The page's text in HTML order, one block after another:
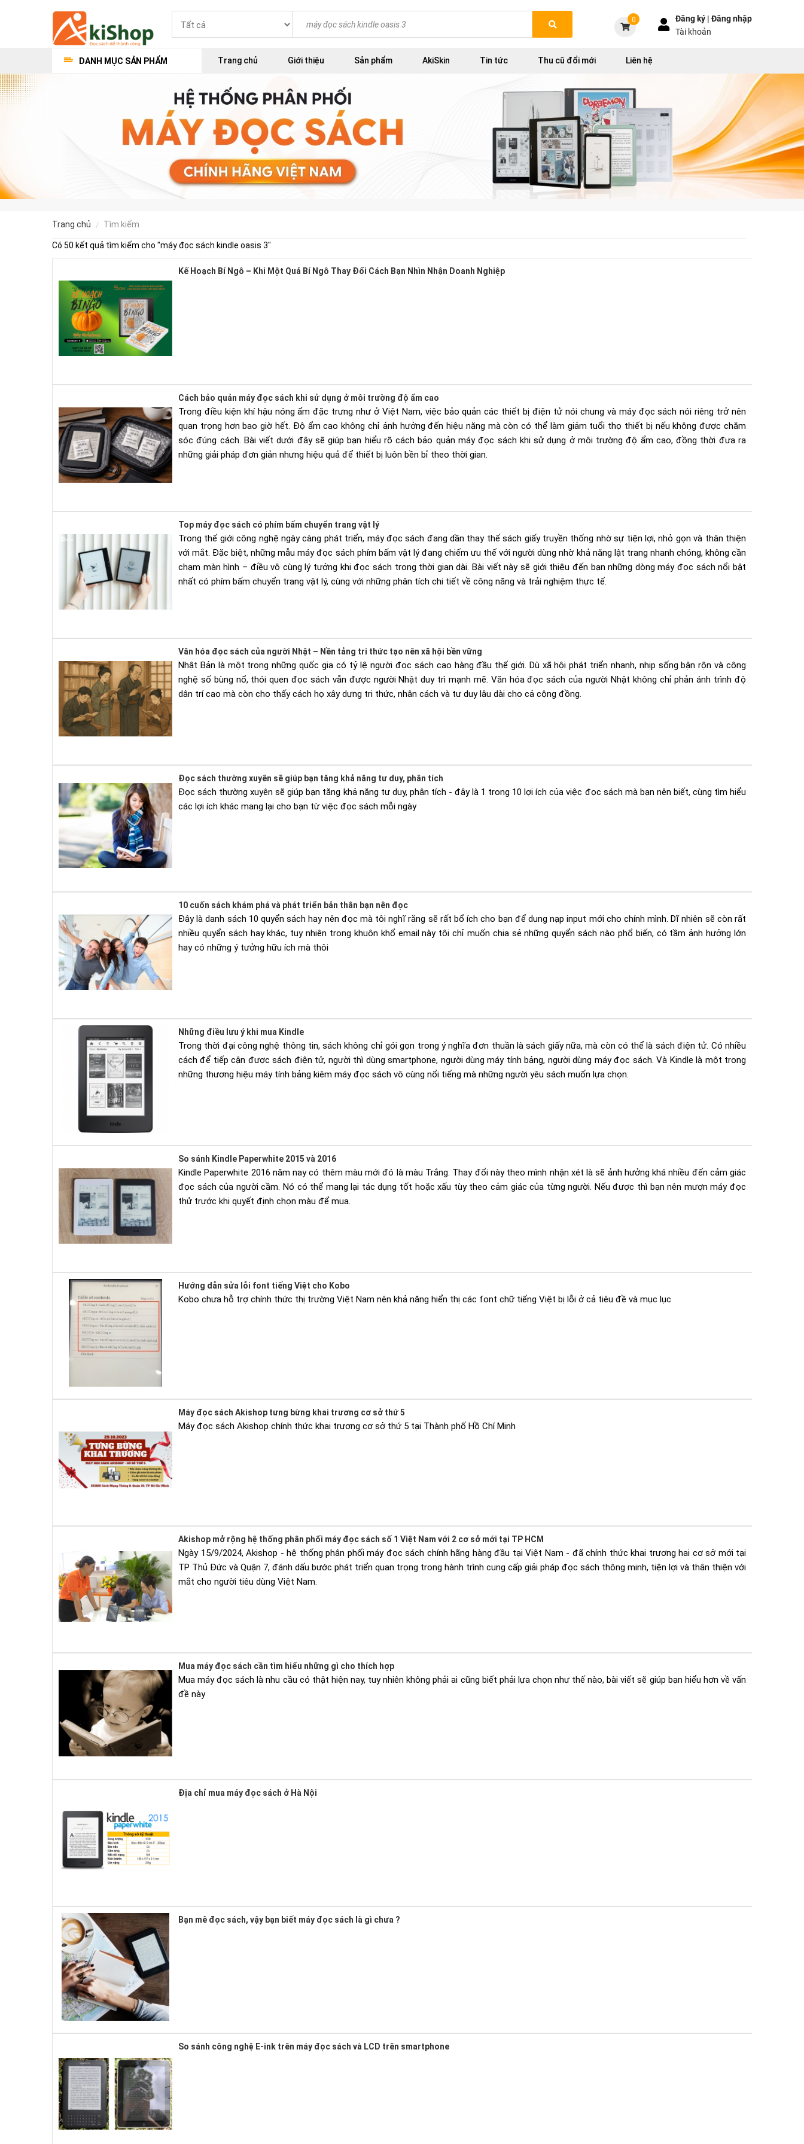
0 Đăng ký |Đăng nhập
Tài khoản
DANH MỤC SẢN PHẨM Trang chủ Giới thiệu Sản phẩm AkiSkin Tin tức Thu cũ đổi mới Liên hệ
trang chủ tìm kiếm
Có 50 kết quả tìm kiếm cho "máy đọc sách kindle oasis 3"
Kế Hoạch Bí Ngô – Khi Một Quả Bí Ngô Thay Đổi Cách Bạn Nhìn Nhận Doanh Nghiệp
Cách bảo quản máy đọc sách khi sử dụng ở môi trường độ ẩm cao
Trong điều kiện khí hậu nóng ẩm đặc trưng như ở Việt Nam, việc bảo quản các thiết bị điện tử nói chung và máy đọc sách nói riêng trở nên
quan trọng hơn bao giờ hết. Độ ẩm cao không chỉ ảnh hưởng đến hiệu năng mà còn có thể làm giảm tuổi thọ thiết bị nếu không được chăm
sóc đúng cách. Bài viết dưới đây sẽ giúp bạn hiểu rõ cách bảo quản máy đọc sách khi sử dụng ở môi trường độ ẩm cao, đồng thời đưa ra
những giải pháp đơn giản nhưng hiệu quả để thiết bị luôn bền bỉ theo thời gian.
Top máy đọc sách có phím bấm chuyển trang vật lý
Trong thế giới công nghệ ngày càng phát triển, máy đọc sách đang dần thay thế sách giấy truyền thống nhờ sự tiện lợi, nhỏ gọn và thân thiện
với mắt. Đặc biệt, những mẫu máy đọc sách phím bấm vật lý đang chiếm ưu thế với người dùng nhờ khả năng lật trang nhanh chóng, không cần
chạm màn hình – điều vô cùng lý tưởng khi đọc sách trong thời gian dài. Bài viết này sẽ giới thiệu đến bạn những dòng máy đọc sách nổi bật
nhất có phím bấm chuyển trang vật lý, cùng với những phân tích chi tiết về công năng và trải nghiệm thực tế.
Văn hóa đọc sách của người Nhật – Nền tảng tri thức tạo nên xã hội bền vững
Nhật Bản là một trong những quốc gia có tỷ lệ người đọc sách cao hàng đầu thế giới. Dù xã hội phát triển nhanh, nhịp sống bận rộn và công
nghệ số bùng nổ, thói quen đọc sách vẫn được người Nhật duy trì mạnh mẽ. Văn hóa đọc sách của người Nhật không chỉ phản ánh trình độ
dân trí cao mà còn cho thấy cách họ xây dựng tri thức, nhân cách và tư duy lâu dài cho cả cộng đồng.
Đọc sách thường xuyên sẽ giúp bạn tăng khả năng tư duy, phân tích
Đọc sách thường xuyên sẽ giúp bạn tăng khả năng tư duy, phân tích - đây là 1 trong 10 lợi ích của việc đọc sách mà bạn nên biết, cùng tìm hiểu
các lợi ích khác mang lại cho bạn từ việc đọc sách mỗi ngày
10 cuốn sách khám phá và phát triển bản thân bạn nên đọc
Đây là danh sách 10 quyển sách hay nên đọc mà tôi nghĩ rằng sẽ rất bổ ích cho bạn để dung nạp input mới cho chính mình. Dĩ nhiên sẽ còn rất
nhiều quyển sách hay khác, tuy nhiên trong khuôn khổ email này tôi chỉ muốn chia sẻ những quyển sách nào phổ biến, có tầm ảnh hưởng lớn
hay có những ý tưởng hữu ích mà thôi
Những điều lưu ý khi mua Kindle
Trong thời đại công nghệ thông tin, sách không chỉ gói gọn trong ý nghĩa đơn thuần là sách giấy nữa, mà còn có thể là sách điện tử. Có nhiều
cách để tiếp cận được sách điện tử, người thì dùng smartphone, người dùng máy tính bảng, người dùng máy đọc sách. Và Kindle là một trong
những thương hiệu máy tính bảng kiêm máy đọc sách vô cùng nổi tiếng mà những người yêu sách muốn lựa chọn.
So sánh Kindle Paperwhite 2015 và 2016
Kindle Paperwhite 2016 năm nay có thêm màu mới đó là màu Trắng. Thay đổi này theo mình nhận xét là sẽ ảnh hưởng khá nhiều đến cảm giác
đọc sách của người cầm. Nó có thể mang lại tác dụng tốt hoặc xấu tùy theo cảm giác của từng người. Nếu được thì bạn nên mượn máy đọc
thử trước khi quyết định chọn màu để mua.
Hướng dẫn sửa lỗi font tiếng Việt cho Kobo
Kobo chưa hỗ trợ chính thức thị trường Việt Nam nên khả năng hiển thị các font chữ tiếng Việt bị lỗi ở cả tiêu đề và mục lục
Máy đọc sách Akishop tưng bừng khai trương cơ sở thứ 5
Máy đọc sách Akishop chính thức khai trương cơ sở thứ 5 tại Thành phố Hồ Chí Minh
Akishop mở rộng hệ thống phân phối máy đọc sách số 1 Việt Nam với 2 cơ sở mới tại TP HCM
Ngày 15/9/2024, Akishop - hệ thống phân phối máy đọc sách chính hãng hàng đầu tại Việt Nam - đã chính thức khai trương hai cơ sở mới tại
TP Thủ Đức và Quận 7, đánh dấu bước phát triển quan trọng trong hành trình cung cấp giải pháp đọc sách thông minh, tiện lợi và thân thiện với
mắt cho người tiêu dùng Việt Nam.
Mua máy đọc sách cần tìm hiểu những gì cho thích hợp
Mua máy đọc sách là nhu cầu có thật hiện nay, tuy nhiên không phải ai cũng biết phải lựa chọn như thế nào, bài viết sẽ giúp bạn hiểu hơn về vấn
đề này
Địa chỉ mua máy đọc sách ở Hà Nội
Bạn mê đọc sách, vậy bạn biết máy đọc sách là gì chưa ?
So sánh công nghệ E-ink trên máy đọc sách và LCD trên smartphone